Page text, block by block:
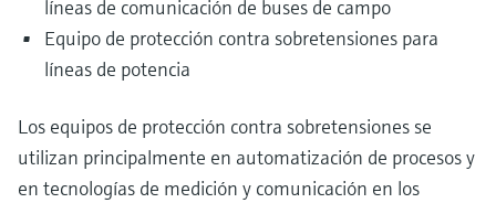
líneas de comunicación de buses de campo
Equipo de protección contra sobretensiones para
líneas de potencia
Los equipos de protección contra sobretensiones se
utilizan principalmente en automatización de procesos y
en tecnologías de medición y comunicación en los